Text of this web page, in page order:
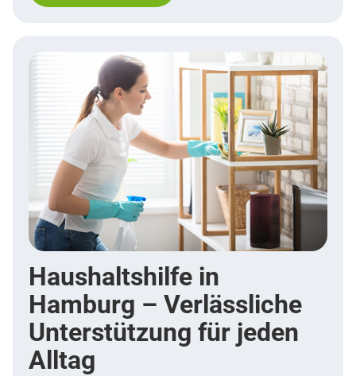
Haushaltshilfe in
Hamburg – Verlässliche
Unterstützung für jeden
Alltag